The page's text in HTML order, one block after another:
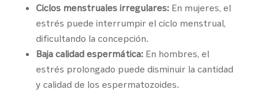
Ciclos menstruales irregulares:En mujeres, el
estrés puede interrumpir el ciclo menstrual,
dificultando la concepción.
Baja calidad espermática:En hombres, el
estrés prolongado puede disminuir la cantidad
y calidad de los espermatozoides.